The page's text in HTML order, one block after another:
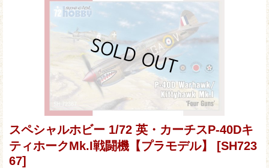
スペシャルホビー 1/72 英・カーチスP-40Dキ
ティホークMk.I戦闘機【プラモデル】 [SH723
67]